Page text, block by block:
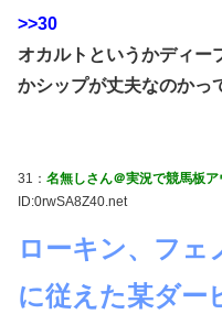
>>30
オカルトというかディー
かシップが丈夫なのかっ
31： 名無しさん＠実況で競馬板ア
ID:0rwSA8Z40.net
ローキン、フェ
に従えた某ダー